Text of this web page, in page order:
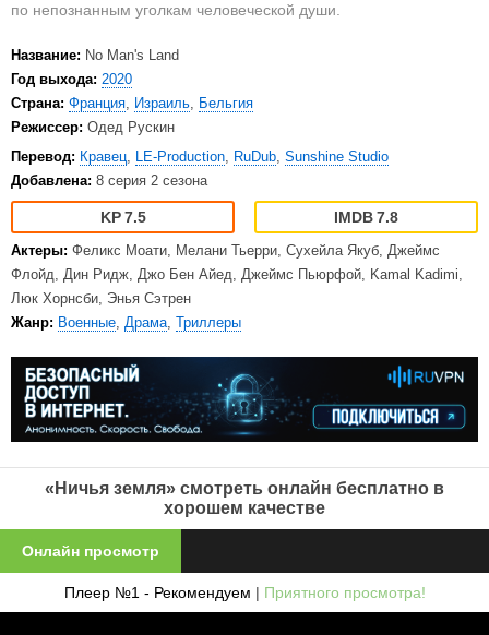
по непознанным уголкам человеческой души.
Название: No Man's Land
Год выхода: 2020
Страна: Франция, Израиль, Бельгия
Режиссер: Одед Рускин
Перевод: Кравец, LE-Production, RuDub, Sunshine Studio
Добавлена: 8 серия 2 сезона
7.5 7.8
Актеры: Феликс Моати, Мелани Тьерри, Сухейла Якуб, Джеймс
Флойд, Дин Ридж, Джо Бен Айед, Джеймс Пьюрфой, Kamal Kadimi,
Люк Хорнсби, Энья Сэтрен
Жанр: Военные, Драма, Триллеры
«Ничья земля» смотреть онлайн бесплатно в
хорошем качестве
Онлайн просмотр
Плеер №1 - Рекомендуем | Приятного просмотра!